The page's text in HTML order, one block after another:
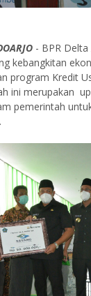
- BPR
kebangkitan
program Kredit
ini merupakan
pemerintah